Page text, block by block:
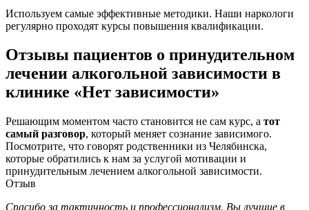
Используем самые эффективные методики. Наши наркологи
регулярно проходят курсы повышения квалификации.
Отзывы пациентов о принудительном
лечении алкогольной зависимости в
клинике «Нет зависимости»
Решающим моментом часто становится не сам курс, а тот
самый разговор, который меняет сознание зависимого.
Посмотрите, что говорят родственники из Челябинска,
которые обратились к нам за услугой мотивации и
принудительным лечением алкогольной зависимости.
Отзыв
Спасибо за тактичность и профессионализм. Вы лучшие в